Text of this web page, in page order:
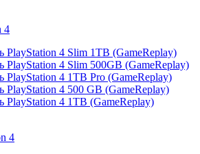
4
PlayStation 4 Slim 1TB (GameReplay)
PlayStation 4 Slim 500GB (GameReplay)
PlayStation 4 1TB Pro (GameReplay)
PlayStation 4 500 GB (GameReplay)
PlayStation 4 1TB (GameReplay)
4